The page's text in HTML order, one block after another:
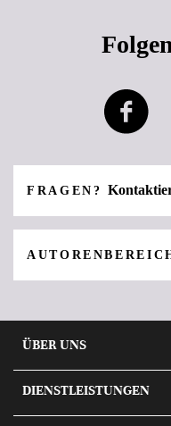
FRAGEN?
ÜBER UNS
DIENSTLEISTUNGEN